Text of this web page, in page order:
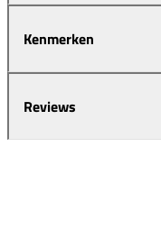
Kenmerken
Reviews